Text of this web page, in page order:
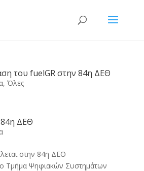
του fuelGR στην 84η ΔΕΘ
, Όλες
ΔΕΘ
στην 84η ΔΕΘ
Τμήμα Ψηφιακών Συστημάτων